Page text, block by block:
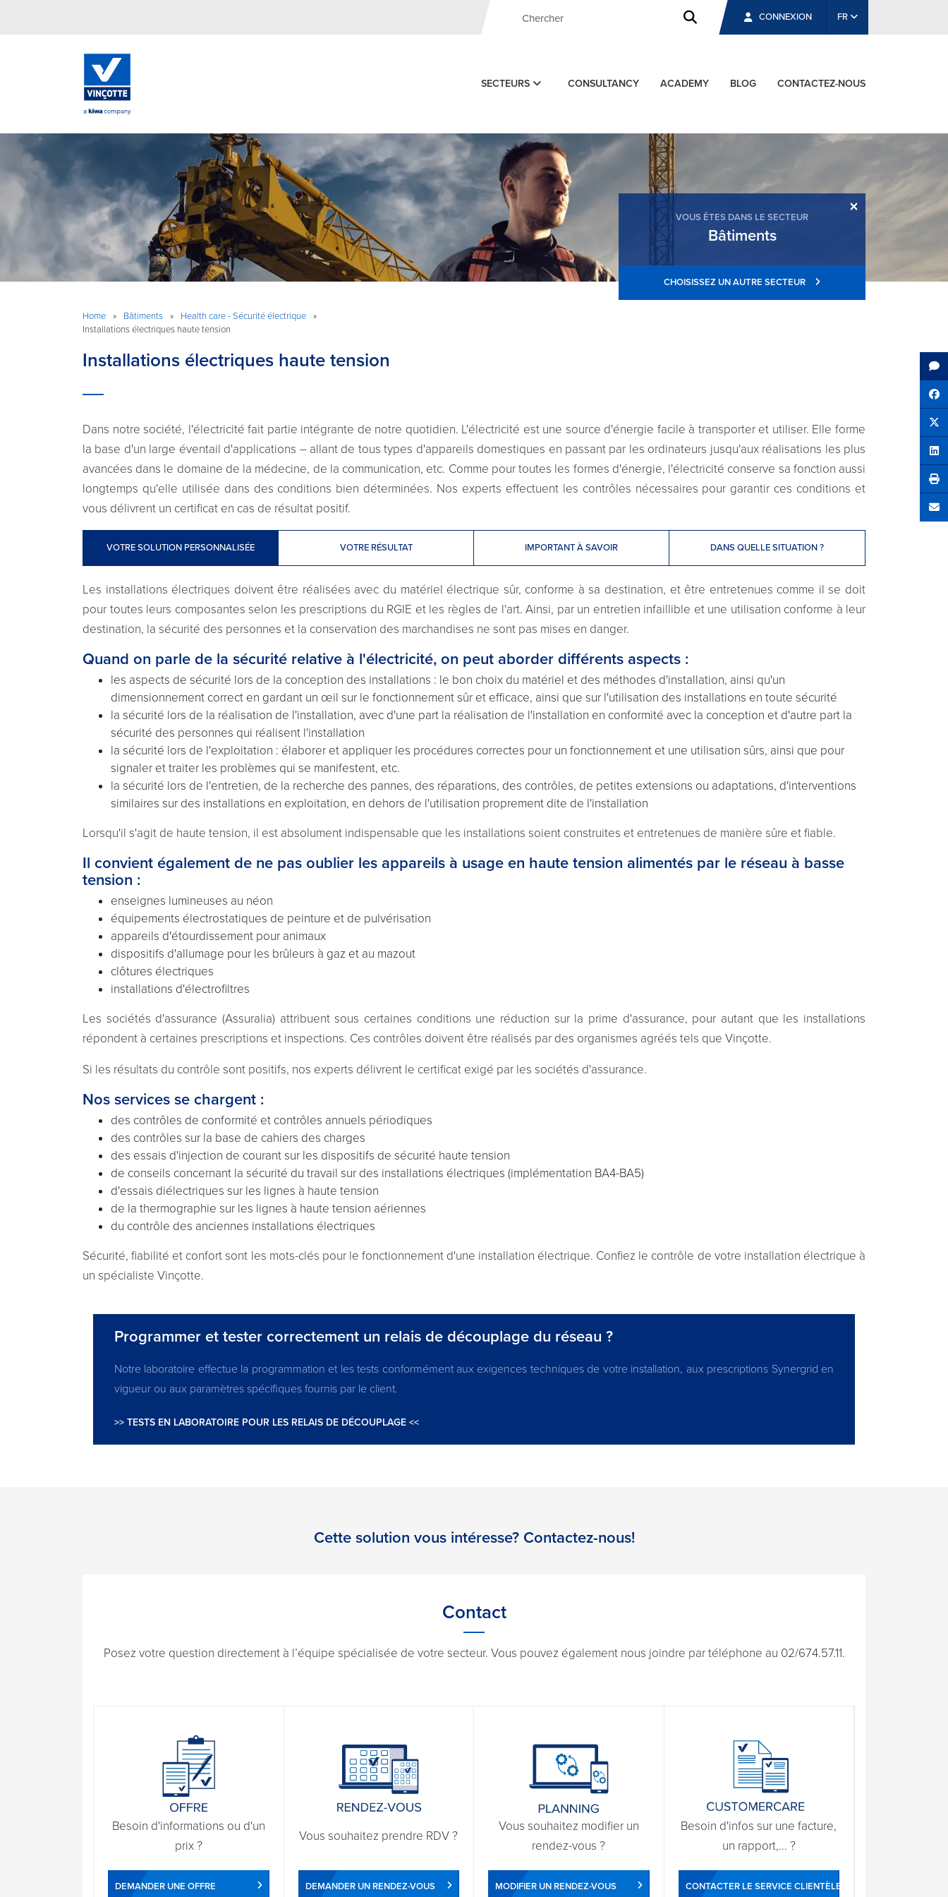
CONNEXION FR
SECTEURS CONSULTANCY ACADEMY BLOG CONTACTEZ-NOUS
×
VOUS ÊTES DANS LE SECTEUR
Bâtiments
CHOISISSEZ UN AUTRE SECTEUR
Home » Bâtiments » Health care - Sécurité électrique
»
Installations électriques haute tension
Installations électriques haute tension
Dans notre société, l'électricité fait partie intégrante de notre quotidien. L'électricité est une source d'énergie facile à transporter et utiliser. Elle forme
la base d'un large éventail d'applications – allant de tous types d'appareils domestiques en passant par les ordinateurs jusqu'aux réalisations les plus
avancées dans le domaine de la médecine, de la communication, etc. Comme pour toutes les formes d'énergie, l'électricité conserve sa fonction aussi
longtemps qu'elle utilisée dans des conditions bien déterminées. Nos experts effectuent les contrôles nécessaires pour garantir ces conditions et
vous délivrent un certificat en cas de résultat positif.
VOTRE SOLUTION PERSONNALISÉE VOTRE RÉSULTAT IMPORTANT À SAVOIR DANS QUELLE SITUATION ?
Les installations électriques doivent être réalisées avec du matériel électrique sûr, conforme à sa destination, et être entretenues comme il se doit
pour toutes leurs composantes selon les prescriptions du RGIE et les règles de l'art. Ainsi, par un entretien infaillible et une utilisation conforme à leur
destination, la sécurité des personnes et la conservation des marchandises ne sont pas mises en danger.
Quand on parle de la sécurité relative à l'électricité, on peut aborder différents aspects :
les aspects de sécurité lors de la conception des installations : le bon choix du matériel et des méthodes d'installation, ainsi qu'un
dimensionnement correct en gardant un œil sur le fonctionnement sûr et efficace, ainsi que sur l'utilisation des installations en toute sécurité
la sécurité lors de la réalisation de l'installation, avec d'une part la réalisation de l'installation en conformité avec la conception et d'autre part la
sécurité des personnes qui réalisent l'installation
la sécurité lors de l'exploitation : élaborer et appliquer les procédures correctes pour un fonctionnement et une utilisation sûrs, ainsi que pour
signaler et traiter les problèmes qui se manifestent, etc.
la sécurité lors de l'entretien, de la recherche des pannes, des réparations, des contrôles, de petites extensions ou adaptations, d'interventions
similaires sur des installations en exploitation, en dehors de l'utilisation proprement dite de l'installation
Lorsqu'il s'agit de haute tension, il est absolument indispensable que les installations soient construites et entretenues de manière sûre et fiable.
Il convient également de ne pas oublier les appareils à usage en haute tension alimentés par le réseau à basse
tension :
enseignes lumineuses au néon
équipements électrostatiques de peinture et de pulvérisation
appareils d'étourdissement pour animaux
dispositifs d'allumage pour les brûleurs à gaz et au mazout
clôtures électriques
installations d'électrofiltres
Les sociétés d'assurance (Assuralia) attribuent sous certaines conditions une réduction sur la prime d'assurance, pour autant que les installations
répondent à certaines prescriptions et inspections. Ces contrôles doivent être réalisés par des organismes agréés tels que Vinçotte.
Si les résultats du contrôle sont positifs, nos experts délivrent le certificat exigé par les sociétés d'assurance.
Nos services se chargent :
des contrôles de conformité et contrôles annuels périodiques
des contrôles sur la base de cahiers des charges
des essais d'injection de courant sur les dispositifs de sécurité haute tension
de conseils concernant la sécurité du travail sur des installations électriques (implémentation BA4-BA5)
d'essais diélectriques sur les lignes à haute tension
de la thermographie sur les lignes à haute tension aériennes
du contrôle des anciennes installations électriques
Sécurité, fiabilité et confort sont les mots-clés pour le fonctionnement d'une installation électrique. Confiez le contrôle de votre installation électrique à
un spécialiste Vinçotte.
Programmer et tester correctement un relais de découplage du réseau ?
Notre laboratoire effectue la programmation et les tests conformément aux exigences techniques de votre installation, aux prescriptions Synergrid en
vigueur ou aux paramètres spécifiques fournis par le client.
>> TESTS EN LABORATOIRE POUR LES RELAIS DE DÉCOUPLAGE <<
Cette solution vous intéresse? Contactez-nous!
Contact
Posez votre question directement à l’équipe spécialisée de votre secteur. Vous pouvez également nous joindre par téléphone au 02/674.57.11.
Besoin d'informations ou d'un
prix ?
DEMANDER UNE OFFRE
Vous souhaitez prendre RDV ?
DEMANDER UN RENDEZ-VOUS
Vous souhaitez modifier un
rendez-vous ?
MODIFIER UN RENDEZ-VOUS
Besoin d'infos sur une facture,
un rapport,... ?
CONTACTER LE SERVICE CLIENTÈLE